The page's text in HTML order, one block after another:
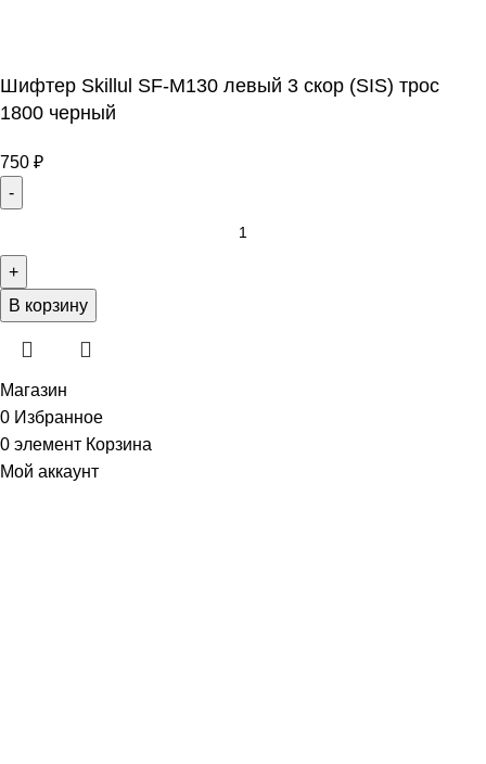
Шифтер Skillul SF-M130 левый 3 скор (SIS) трос
1800 черный
750 ₽
В корзину
Магазин
0 Избранное
0 элемент Корзина
Мой аккаунт